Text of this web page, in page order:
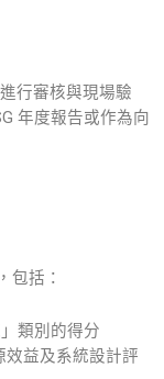
行審核與現場驗
年度報告或作為向
包括：
類別的得分
效益及系統設計評